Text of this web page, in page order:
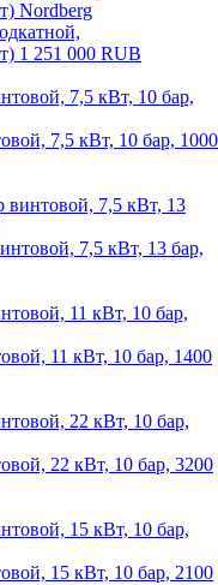
1 251 000 RUB
7,5 кВт, 10 бар, 1000
7,5 кВт, 13 бар,
11 кВт, 10 бар, 1400
22 кВт, 10 бар, 3200
15 кВт, 10 бар, 2100